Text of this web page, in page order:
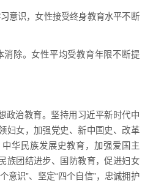
识，女性接受终身教育水平不断
除。女性平均受教育年限不断提
治教育。坚持用习近平新时代中
妇女，加强党史、新中国史、改革
华民族发展史教育，加强爱国主
族团结进步、国防教育，促进妇女
意识”、坚定“四个自信”，忠诚拥护